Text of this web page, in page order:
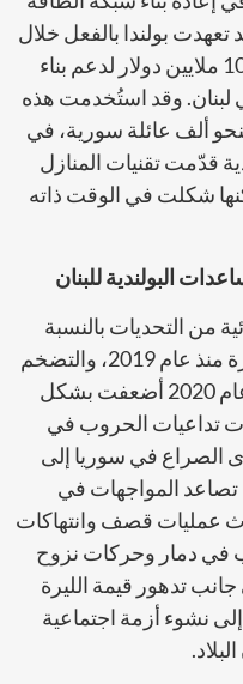
تعهدت بولندا بالفعل خلال
مؤتمر المانحين عام 2018 بتقديم 10 ملايين دولار لدعم بناء
لبنان. وقد استُخدمت هذه
ألف عائلة سورية، في
قدّمت تقنيات المنازل
شكلت في الوقت ذاته
البولندية للبنان
من التحديات بالنسبة
للبنان. فالأزمة الاقتصادية المستمرة منذ عام 2019، والتضخم
الحاد، وكارثة انفجار مرفأ بيروت عام 2020 أضعفت بشكل
تداعيات الحروب في
الصراع في سوريا إلى
تصاعد المواجهات في
عمليات قصف وانتهاكات
في دمار وحركات نزوح
تدهور قيمة الليرة
إلى نشوء أزمة اجتماعية